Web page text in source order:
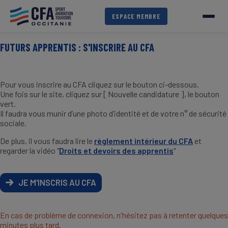
contenu
ESPACE MEMBRE
FUTURS APPRENTIS : S'INSCRIRE AU CFA
Pour vous inscrire au CFA cliquez sur le bouton ci-dessous.
Une fois sur le site, cliquez sur [ Nouvelle candidature ], le bouton
vert.
Il faudra vous munir d’une photo d’identité et de votre n° de sécurité
sociale.
De plus, il vous faudra lire le règlement intérieur du CFA et
regarder la vidéo "Droits et devoirs des apprentis"
JE M'INSCRIS AU CFA
En cas de problème de connexion, n'hésitez pas à retenter quelques
minutes plus tard.